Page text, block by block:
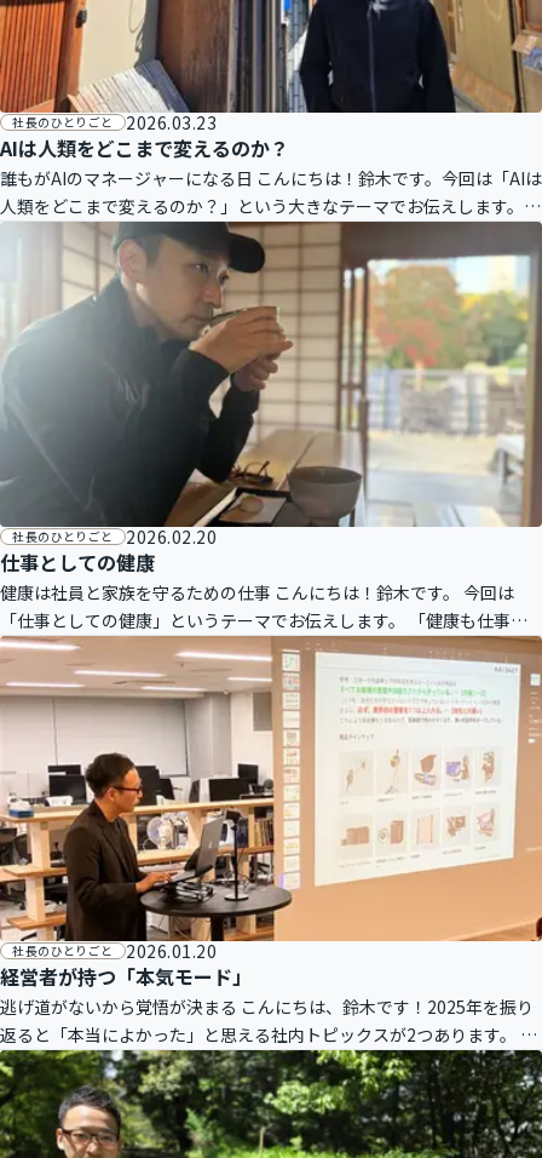
AIは人類をどこまで変えるのか？
誰もがAIのマネージャーになる日 こんにちは！鈴木です。今回は「AIは
人類をどこまで変えるのか？」という大きなテーマでお伝えします。先
日、社内でアイデア出しをしていたときのこと。「こういう商品があっ
社長のひとりごと 2026.03.23
仕事としての健康
健康は社員と家族を守るための仕事 こんにちは！鈴木です。 今回は
「仕事としての健康」というテーマでお伝えします。 「健康も仕事の
うち」という言葉が、経営者ほど当てはまる職種もありません。学生の
必修科目
社長のひとりごと 2026.02.20
経営者が持つ「本気モード」
逃げ道がないから覚悟が決まる こんにちは、鈴木です！2025年を振り
返ると「本当によかった」と思える社内トピックスが2つあります。 1
つ目は、提供から10年以上経った不動産会社様向けシステム『ラルズ
マ
社長のひとりごと 2026.01.20